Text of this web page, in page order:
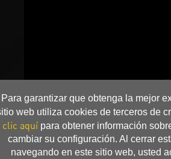
Para garantizar que obtenga la mejor
web utiliza cookies de terceros de
clic aquí para obtener información
cambiar su configuración. Al cerrar
navegando en este sitio web, usted